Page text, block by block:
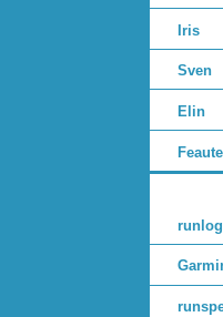
Iris
Sven
Elin
runlog